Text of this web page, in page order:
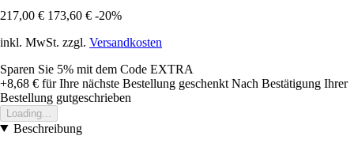
217,00 € 173,60 € -20%
inkl. MwSt. zzgl. Versandkosten
Sparen Sie 5% mit dem Code EXTRA
+8,68 € für Ihre nächste Bestellung geschenkt Nach Bestätigung Ihrer
Bestellung gutgeschrieben
Loading...
Beschreibung